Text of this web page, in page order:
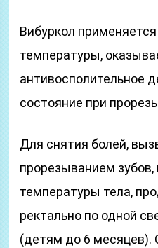
Вибуркол
температуры,
антивосполительное
состояние при
Для снятия болей,
прорезыванием
температуры тела,
ректально по одной
(детям до 6 месяцев).